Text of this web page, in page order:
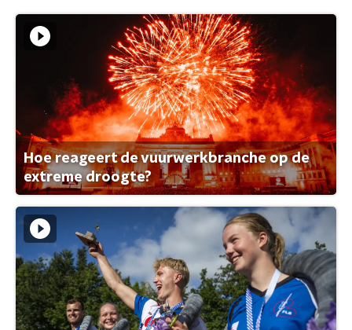
Hoe reageert de vuurwerkbranche op de
extreme droogte?